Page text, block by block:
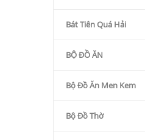
Bát Tiên Quá Hải
BỘ ĐỒ ĂN
Bộ Đồ Ăn Men Kem
Bộ Đồ Thờ